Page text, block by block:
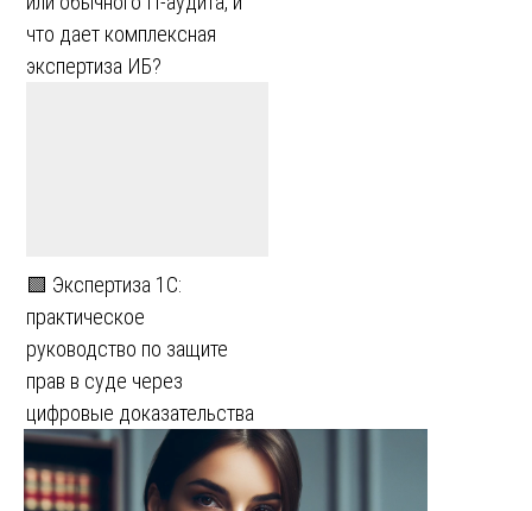
что дает комплексная
экспертиза ИБ?
🟩 Экспертиза 1С:
практическое
руководство по защите
прав в суде через
цифровые доказательства